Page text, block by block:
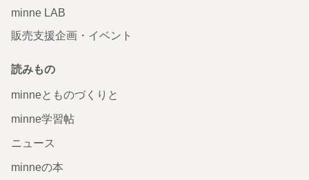
minne LAB
販売支援企画・イベント
読みもの
minneとものづくりと
minne学習帖
ニュース
minneの本